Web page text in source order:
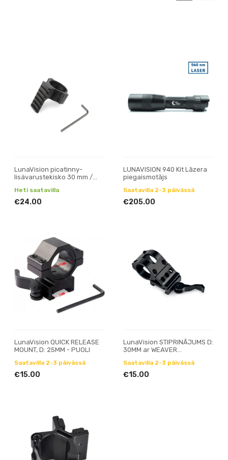
LunaVision picatinny-
lisävarustekisko 30 mm /
Heti saatavilla
€24.00
LUNAVISION 940 Kit Lāzera
piegaismotājs
Saatavilla 2-3 päivässä
€205.00
LunaVision QUICK RELEASE
MOUNT, D: 25MM - PUOLI
Saatavilla 2-3 päivässä
€15.00
LunaVision STIPRINĀJUMS D:
30MM ar WEAVER
Saatavilla 2-3 päivässä
€15.00